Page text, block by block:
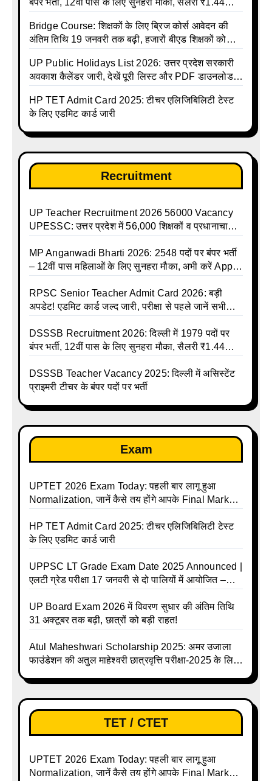
Bridge Course: शिक्षकों के लिए ब्रिज कोर्स आवेदन की
अंतिम तिथि 19 जनवरी तक बढ़ी, हजारों बीएड शिक्षकों को
UP Public Holidays List 2026: उत्तर प्रदेश सरकारी
अवकाश कैलेंडर जारी, देखें पूरी लिस्ट और PDF डाउनलोड
talika | Sarkari Avkash Talika | Up Holidays List |
Holidays Calendar
HP TET Admit Card 2025: टीचर एलिजिबिलिटी टेस्ट
के लिए एडमिट कार्ड जारी
Recruitment
UP Teacher Recruitment 2026 56000 Vacancy
UPESSC: उत्तर प्रदेश में 56,000 शिक्षकों व प्रधानाचार्यों
MP Anganwadi Bharti 2026: 2548 पदों पर बंपर भर्ती
– 12वीं पास महिलाओं के लिए सुनहरा मौका, अभी करें Apply
RPSC Senior Teacher Admit Card 2026: बड़ी
अपडेट! एडमिट कार्ड जल्द जारी, परीक्षा से पहले जानें सभी
DSSSB Recruitment 2026: दिल्ली में 1979 पदों पर
बंपर भर्ती, 12वीं पास के लिए सुनहरा मौका, सैलरी ₹1.44
DSSSB Teacher Vacancy 2025: दिल्ली में असिस्टेंट
प्राइमरी टीचर के बंपर पदों पर भर्ती
Exam
UPTET 2026 Exam Today: पहली बार लागू हुआ
Normalization, जानें कैसे तय होंगे आपके Final Marks
HP TET Admit Card 2025: टीचर एलिजिबिलिटी टेस्ट
के लिए एडमिट कार्ड जारी
UPPSC LT Grade Exam Date 2025 Announced |
एलटी ग्रेड परीक्षा 17 जनवरी से दो पालियों में आयोजित –
UP Board Exam 2026 में विवरण सुधार की अंतिम तिथि
31 अक्टूबर तक बढ़ी, छात्रों को बड़ी राहत!
Atul Maheshwari Scholarship 2025: अमर उजाला
फाउंडेशन की अतुल माहेश्वरी छात्रवृत्ति परीक्षा-2025 के लिए
TET / CTET
UPTET 2026 Exam Today: पहली बार लागू हुआ
Normalization, जानें कैसे तय होंगे आपके Final Marks